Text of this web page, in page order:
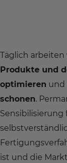
Täglich
Produkte und
optimieren und
schonen.
ist und die